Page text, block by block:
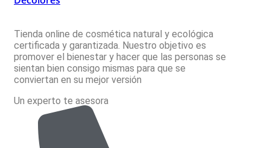
Tienda online de cosmética natural y ecológica
certificada y garantizada. Nuestro objetivo es
promover el bienestar y hacer que las personas se
sientan bien consigo mismas para que se
conviertan en su mejor versión
Un experto te asesora